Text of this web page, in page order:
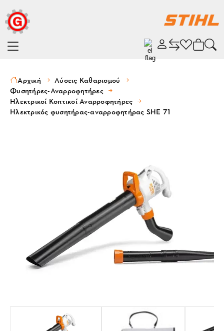
Αρχική
Λύσεις Καθαρισμού
Φυσητήρες-Αναρροφητήρες
Ηλεκτρικοί Κοπτικοί Αναρροφητήρες
Ηλεκτρικός φυσητήρας-αναρροφητήρας SHE 71